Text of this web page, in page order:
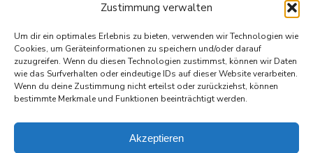
Zustimmung verwalten
Um dir ein optimales Erlebnis zu bieten, verwenden wir Technologien wie
Cookies, um Geräteinformationen zu speichern und/oder darauf
zuzugreifen. Wenn du diesen Technologien zustimmst, können wir Daten
wie das Surfverhalten oder eindeutige IDs auf dieser Website verarbeiten.
Wenn du deine Zustimmung nicht erteilst oder zurückziehst, können
bestimmte Merkmale und Funktionen beeinträchtigt werden.
Akzeptieren
FOLLOW ME ON